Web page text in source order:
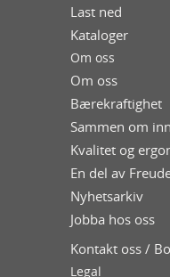
Last ned
Kataloger
Om oss
Om oss
Bærekraftighet
Sammen om
Kvalitet og
En del av
Nyhetsarkiv
Jobba hos oss
Kontakt oss /
Legal